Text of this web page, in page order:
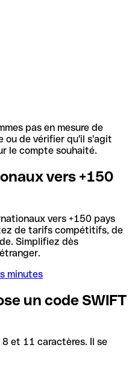
pas en mesure de
ou de vérifier qu'il s'agit
le compte souhaité.
vers +150
vers +150 pays
de tarifs compétitifs, de
Simplifiez dès
minutes
un code SWIFT
et 11 caractères. Il se